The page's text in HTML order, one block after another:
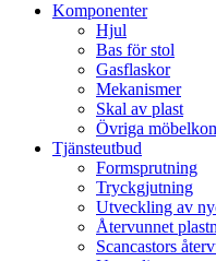
Komponenter
Hjul
Bas för stol
Gasflaskor
Mekanismer
Skal av plast
Övriga
Tjänsteutbud
Formsprutning
Tryckgjutning
Utveckling av
Återvunnet
Scancastors